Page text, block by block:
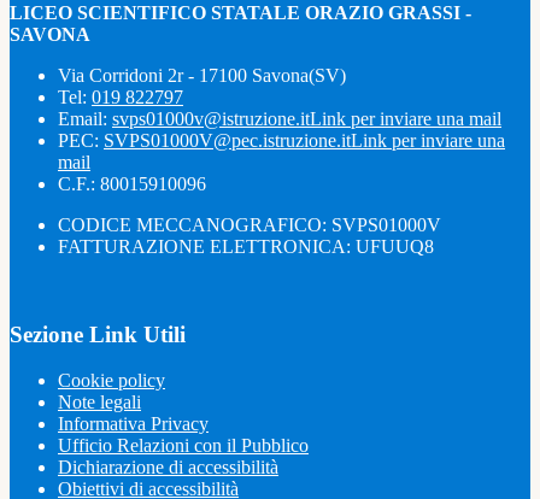
LICEO SCIENTIFICO STATALE ORAZIO GRASSI -
SAVONA
Via Corridoni 2r - 17100 Savona(SV)
Tel: 019 822797
Email: svps01000v@istruzione.itLink per inviare una mail
PEC: SVPS01000V@pec.istruzione.itLink per inviare una
mail
C.F.: 80015910096
CODICE MECCANOGRAFICO: SVPS01000V
FATTURAZIONE ELETTRONICA: UFUUQ8
Sezione Link Utili
Cookie policy
Note legali
Informativa Privacy
Ufficio Relazioni con il Pubblico
Dichiarazione di accessibilità
Obiettivi di accessibilità